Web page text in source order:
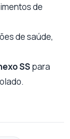
de
de saúde,
SSpara